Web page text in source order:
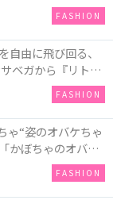
FASHION
由に飛び回る、
ベガから『リトル
サリーイヤー』を
FASHION
“姿のオバケちゃ
かぼちゃのオバケ
pot CAFE.では
」も登場
FASHION